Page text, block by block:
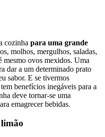
cozinha para uma grande
molhos, mergulhos, saladas,
mesmo ovos mexidos. Uma
dar a um determinado prato
sabor. E se tivermos
benefícios inegáveis para a
deve tornar-se uma
emagrecer bebidas.